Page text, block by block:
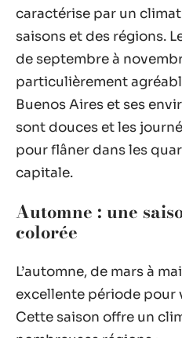
caractérise par un
saisons et des régions.
de septembre à
particulièrement
Buenos Aires et ses
sont douces et les
pour flâner dans les
capitale.
Automne : une
colorée
L’automne, de mars à
excellente période pour
Cette saison offre un